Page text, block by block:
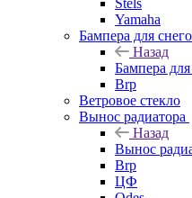
Stels
Yamaha
Бампера для
Назад
Бампера
Brp
Ветровое стекло
Вынос радиатора
Назад
Вынос
Brp
ЦФ